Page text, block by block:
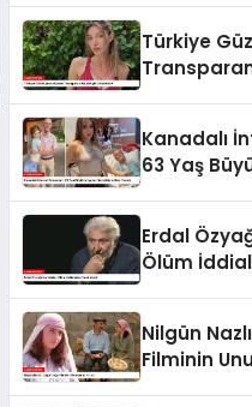
Türkiye
Kanadalı
63 Yaş
Erdal
Ölüm
Nilgün
Filminin